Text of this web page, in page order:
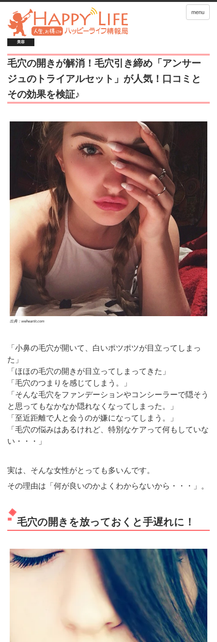
menu
美容
毛穴の開きが解消！毛穴引き締め「アンサー
ジュのトライアルセット」が人気！口コミと
その効果を検証♪
出典：weheartit.com
「小鼻の毛穴が開いて、白いポツポツが目立ってしまっ
た」
「ほほの毛穴の開きが目立ってしまってきた」
「毛穴のつまりを感じてしまう。」
「そんな毛穴をファンデーションやコンシーラーで隠そう
と思ってもなかなか隠れなくなってしまった。」
「至近距離で人と会うのが嫌になってしまう。」
「毛穴の悩みはあるけれど、特別なケアって何もしていな
い・・・」
実は、そんな女性がとっても多いんです。
その理由は「何が良いのかよくわからないから・・・」。
毛穴の開きを放っておくと手遅れに！